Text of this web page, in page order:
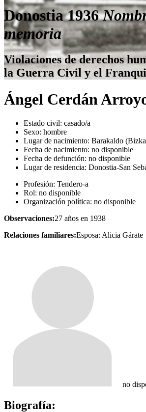
Donostia 1936
memoria
Violaciones de derechos
la Guerra Civil y el
Ángel Cerdán
Estado civil: casado/a
Sexo: hombre
Lugar de nacimiento: Barakaldo
Fecha de nacimiento: no disponible
Fecha de defunción: no disponible
Lugar de residencia: Donostia-San
Profesión: Tendero-a
Rol: no disponible
Organización política: no disponible
Observaciones:27 años en 1938
Relaciones familiares:Esposa: Alicia Gárate
no
Biografía: